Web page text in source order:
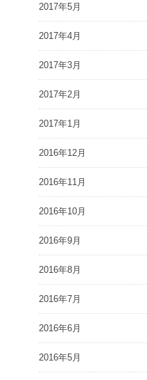
2017年5月
2017年4月
2017年3月
2017年2月
2017年1月
2016年12月
2016年11月
2016年10月
2016年9月
2016年8月
2016年7月
2016年6月
2016年5月